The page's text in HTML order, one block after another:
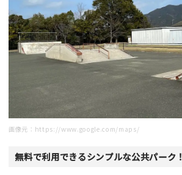
画像元： https://www.google.com/maps/
無料で利用できるシンプルな公共パーク！